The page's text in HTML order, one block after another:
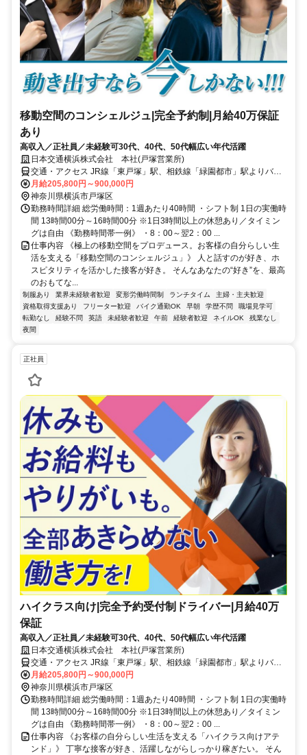
移動空間のコンシェルジュ|完全予約制|月給40万保証
あり
高収入／正社員／未経験可30代、40代、50代幅広い年代活躍
日本交通横浜株式会社 本社(戸塚営業所)
交通・アクセス JR線「東戸塚」駅、相鉄線「緑園都市」駅よりバス
で10分 妙法寺バス停下車徒歩5分
月給205,800円～900,000円
神奈川県横浜市戸塚区
勤務時間詳細 総労働時間：1週あたり40時間 ・シフト制 1日の実働時
間 13時間00分～16時間00分 ※1日3時間以上の休憩あり／タイミン
グは自由 《勤務時間帯一例》 ・8：00～翌2：00 ...
仕事内容 《極上の移動空間をプロデュース。お客様の自分らしい生
活を支える「移動空間のコンシェルジュ」》 人と話すのが好き、ホ
スピタリティを活かした接客が好き。 そんなあなたの“好き”を、最高
のおもてな...
制服あり 業界未経験者歓迎 変形労働時間制 ランチタイム
主婦・主夫歓迎
資格取得支援あり
フリーター歓迎 バイク通勤OK 早朝 学歴不問
職場見学可
転勤なし
経験不問 英語 未経験者歓迎 午前 経験者歓迎 ネイルOK
残業なし
夜間
正社員
ハイクラス向け|完全予約受付制ドライバー|月給40万
保証
高収入／正社員／未経験可30代、40代、50代幅広い年代活躍
日本交通横浜株式会社 本社(戸塚営業所)
交通・アクセス JR線「東戸塚」駅、相鉄線「緑園都市」駅よりバス
で10分 妙法寺バス停下車徒歩5分
月給205,800円～900,000円
神奈川県横浜市戸塚区
勤務時間詳細 総労働時間：1週あたり40時間 ・シフト制 1日の実働時
間 13時間00分～16時間00分 ※1日3時間以上の休憩あり／タイミン
グは自由 《勤務時間帯一例》 ・8：00～翌2：00 ...
仕事内容 《お客様の自分らしい生活を支える「ハイクラス向けアテ
ンド」》 丁寧な接客が好き、活躍しながらしっかり稼ぎたい。 そん